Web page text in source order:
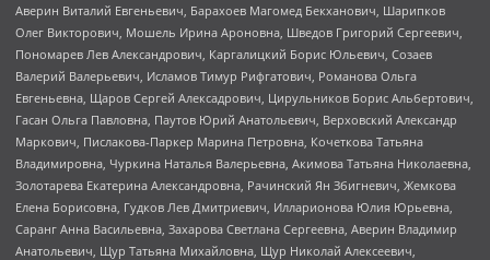
Аверин Виталий Евгеньевич, Барахоев Магомед Бекханович, Шарипков
Олег Викторович, Мошель Ирина Ароновна, Шведов Григорий Сергеевич,
Пономарев Лев Александрович, Каргалицкий Борис Юльевич, Созаев
Валерий Валерьевич, Исламов Тимур Рифгатович, Романова Ольга
Евгеньевна, Щаров Сергей Алексадрович, Цирульников Борис Альбертович,
Гасан Ольга Павловна, Паутов Юрий Анатольевич, Верховский Александр
Маркович, Пислакова-Паркер Марина Петровна, Кочеткова Татьяна
Владимировна, Чуркина Наталья Валерьевна, Акимова Татьяна Николаевна,
Золотарева Екатерина Александровна, Рачинский Ян Збигневич, Жемкова
Елена Борисовна, Гудков Лев Дмитриевич, Илларионова Юлия Юрьевна,
Саранг Анна Васильевна, Захарова Светлана Сергеевна, Аверин Владимир
Анатольевич, Щур Татьяна Михайловна, Щур Николай Алексеевич,